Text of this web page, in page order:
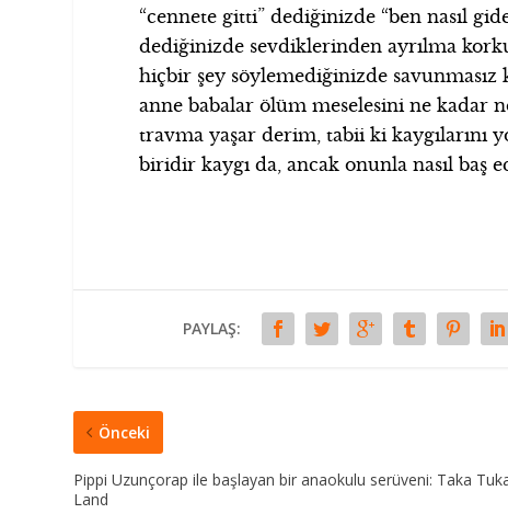
“cennete gitti” dediğinizde “ben nasıl
dediğinizde sevdiklerinden ayrılma
hiçbir şey söylemediğinizde
anne babalar ölüm meselesini ne kadar
travma yaşar derim, tabii ki kaygılarını
biridir kaygı da, ancak onunla nasıl baş
PAYLAŞ:
Önceki
Pippi Uzunçorap ile başlayan bir anaokulu serüveni: Taka
Land